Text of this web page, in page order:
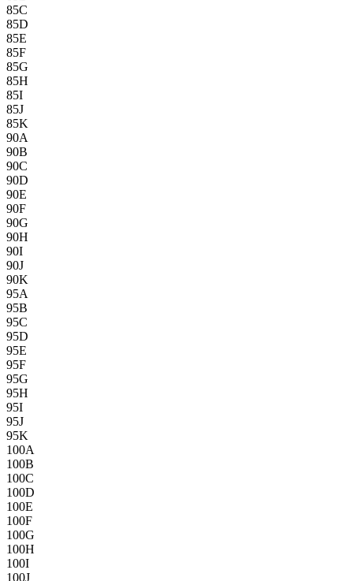
85C
85D
85E
85F
85G
85H
85I
85J
85K
90A
90B
90C
90D
90E
90F
90G
90H
90I
90J
90K
95A
95B
95C
95D
95E
95F
95G
95H
95I
95J
95K
100A
100B
100C
100D
100E
100F
100G
100H
100I
100J